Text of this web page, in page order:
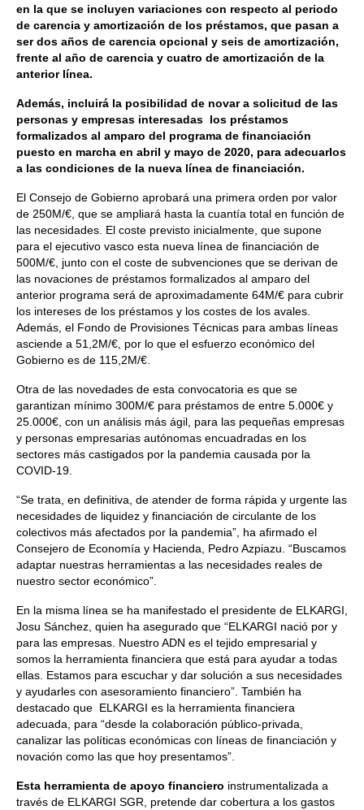
en la que se incluyen variaciones con respecto al periodo
de carencia y amortización de los préstamos, que pasan a
ser dos años de carencia opcional y seis de amortización,
frente al año de carencia y cuatro de amortización de la
anterior línea.
Además, incluirá la posibilidad de novar a solicitud de las
personas y empresas interesadas los préstamos
formalizados al amparo del programa de financiación
puesto en marcha en abril y mayo de 2020, para adecuarlos
a las condiciones de la nueva línea de financiación.
El Consejo de Gobierno aprobará una primera orden por valor
de 250M/€, que se ampliará hasta la cuantía total en función de
las necesidades. El coste previsto inicialmente, que supone
para el ejecutivo vasco esta nueva línea de financiación de
500M/€, junto con el coste de subvenciones que se derivan de
las novaciones de préstamos formalizados al amparo del
anterior programa será de aproximadamente 64M/€ para cubrir
los intereses de los préstamos y los costes de los avales.
Además, el Fondo de Provisiones Técnicas para ambas líneas
asciende a 51,2M/€, por lo que el esfuerzo económico del
Gobierno es de 115,2M/€.
Otra de las novedades de esta convocatoria es que se
garantizan mínimo 300M/€ para préstamos de entre 5.000€ y
25.000€, con un análisis más ágil, para las pequeñas empresas
y personas empresarias autónomas encuadradas en los
sectores más castigados por la pandemia causada por la
COVID-19.
“Se trata, en definitiva, de atender de forma rápida y urgente las
necesidades de liquidez y financiación de circulante de los
colectivos más afectados por la pandemia”, ha afirmado el
Consejero de Economía y Hacienda, Pedro Azpiazu. “Buscamos
adaptar nuestras herramientas a las necesidades reales de
nuestro sector económico”.
En la misma línea se ha manifestado el presidente de ELKARGI,
Josu Sánchez, quien ha asegurado que “ELKARGI nació por y
para las empresas. Nuestro ADN es el tejido empresarial y
somos la herramienta financiera que está para ayudar a todas
ellas. Estamos para escuchar y dar solución a sus necesidades
y ayudarles con asesoramiento financiero”. También ha
destacado que ELKARGI es la herramienta financiera
adecuada, para “desde la colaboración público-privada,
canalizar las políticas económicas con líneas de financiación y
novación como las que hoy presentamos”.
Esta herramienta de apoyo financiero instrumentalizada a
través de ELKARGI SGR, pretende dar cobertura a los gastos